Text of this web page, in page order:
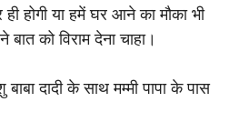
होगी या हमें घर आने का मौका भी
को विराम देना चाहा।
दादी के साथ मम्मी पापा के पास